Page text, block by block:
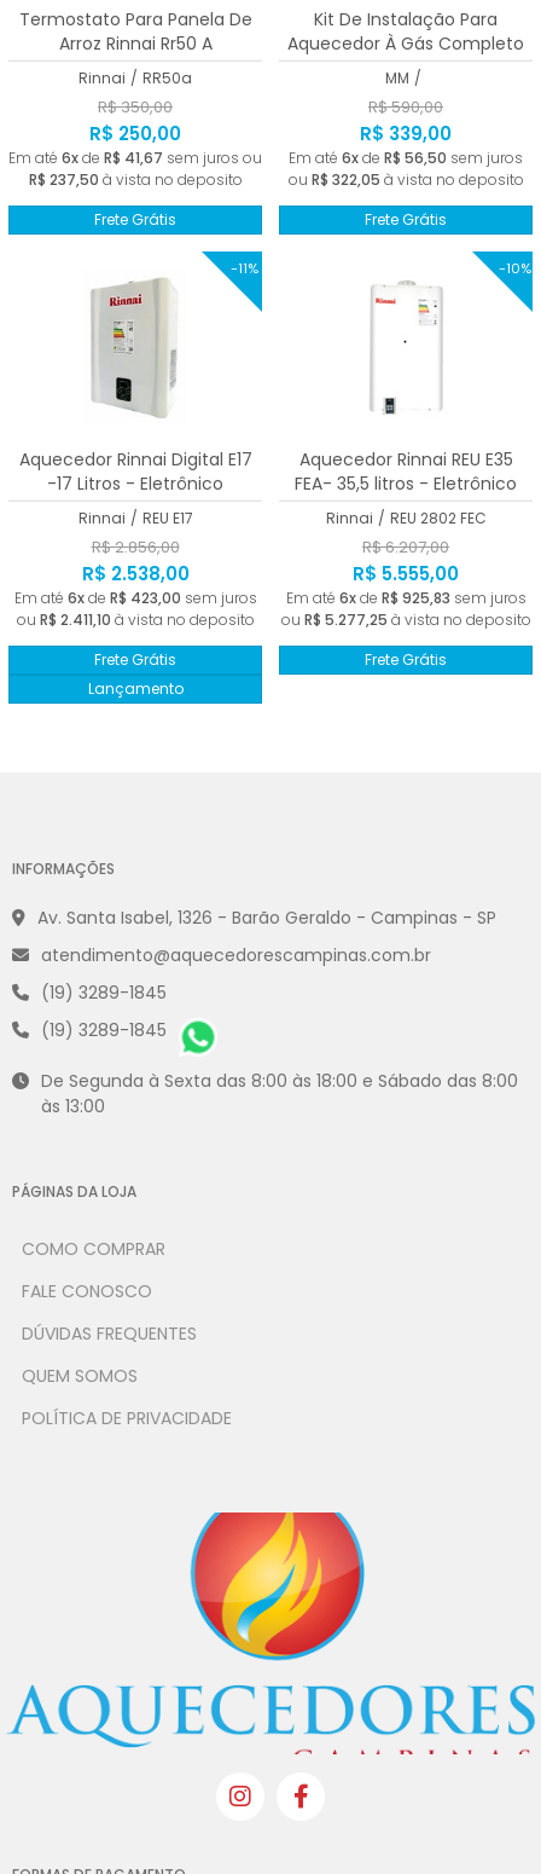
Termostato Para Panela De
Arroz Rinnai Rr50 A
Rinnai / RR50a
R$ 350,00
R$ 250,00
Em até 6xde R$ 41,67 sem juros ou
R$ 237,50 à vista no deposito
Frete Grátis
Kit De Instalação Para
Aquecedor À Gás Completo
Homologado
MM /
R$ 590,00
R$ 339,00
Em até 6xde R$ 56,50 sem juros
ou R$ 322,05 à vista no deposito
Frete Grátis
-11%
Aquecedor Rinnai Digital E17
-17 Litros - Eletrônico
Rinnai / REU E17
R$ 2.856,00
R$ 2.538,00
Em até 6xde R$ 423,00 sem juros
ou R$ 2.411,10 à vista no deposito
Frete Grátis
Lançamento
-10%
Aquecedor Rinnai REU E35
FEA- 35,5 litros - Eletrônico
Rinnai / REU 2802 FEC
R$ 6.207,00
R$ 5.555,00
Em até 6xde R$ 925,83 sem juros
ou R$ 5.277,25 à vista no deposito
Frete Grátis
INFORMAÇÕES
Av. Santa Isabel, 1326 - Barão Geraldo - Campinas - SP
atendimento@aquecedorescampinas.com.br
(19) 3289-1845
(19) 3289-1845
De Segunda à Sexta das 8:00 às 18:00 e Sábado das 8:00
às 13:00
PÁGINAS DA LOJA
COMO COMPRAR
FALE CONOSCO
DÚVIDAS FREQUENTES
QUEM SOMOS
POLÍTICA DE PRIVACIDADE